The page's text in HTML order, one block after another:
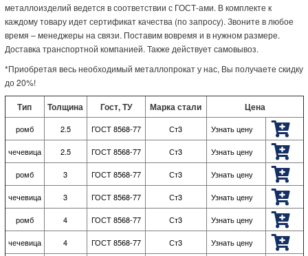
металлоизделий ведется в соответствии с ГОСТ-ами. В комплекте к
каждому товару идет сертификат качества (по запросу). Звоните в любое
время – менеджеры на связи. Поставим вовремя и в нужном размере.
Доставка транспортной компанией. Также действует самовывоз.
*Приобретая весь необходимый металлопрокат у нас, Вы получаете скидку
до 20%!
Тип Толщина Гост, ТУ Марка стали Цена
ромб 2.5 ГОСТ 8568-77 Ст3 Узнать цену
чечевица 2.5 ГОСТ 8568-77 Ст3 Узнать цену
ромб 3 ГОСТ 8568-77 Ст3 Узнать цену
чечевица 3 ГОСТ 8568-77 Ст3 Узнать цену
ромб 4 ГОСТ 8568-77 Ст3 Узнать цену
чечевица 4 ГОСТ 8568-77 Ст3 Узнать цену